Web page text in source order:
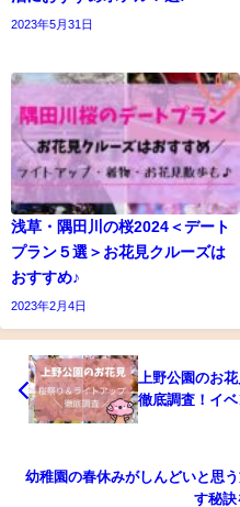
2023年5月31日
浅草・隅田川の桜2024＜デート
プラン５選＞お花見クルーズは
おすすめ♪
2023年2月4日
上野公園のお
徹底調査！イベ
幼稚園の春休みがしんどいと思
す秘訣